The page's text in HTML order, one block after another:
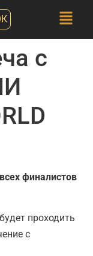
с
финалистов
проходить
с